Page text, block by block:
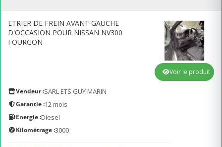
ETRIER DE FREIN AVANT GAUCHE
D'OCCASION POUR NISSAN NV300
FOURGON
Vendeur :SARL ETS GUY MARIN
Garantie :12 mois
Energie :Diesel
Kilométrage :3000
Voir le produit